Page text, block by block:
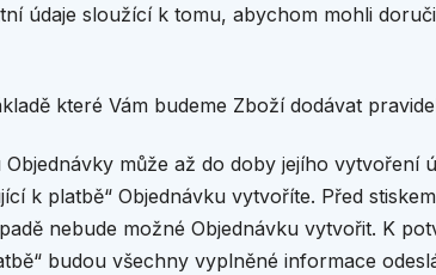
údaje sloužící k tomu, abychom mohli
které Vám budeme Zboží dodávat
může až do doby jejího
k platbě“ Objednávku vytvoříte. Před
nebude možné Objednávku vytvořit. K
budou všechny vyplněné informace